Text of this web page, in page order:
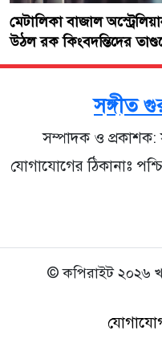
মেটালিকা বাজাল
উঠল রক কিংবদন্তিদের
সঙ্গীত
সম্পাদক ও
যোগাযোগের ঠিকানাঃ
© কপিরাইট ২০২৬